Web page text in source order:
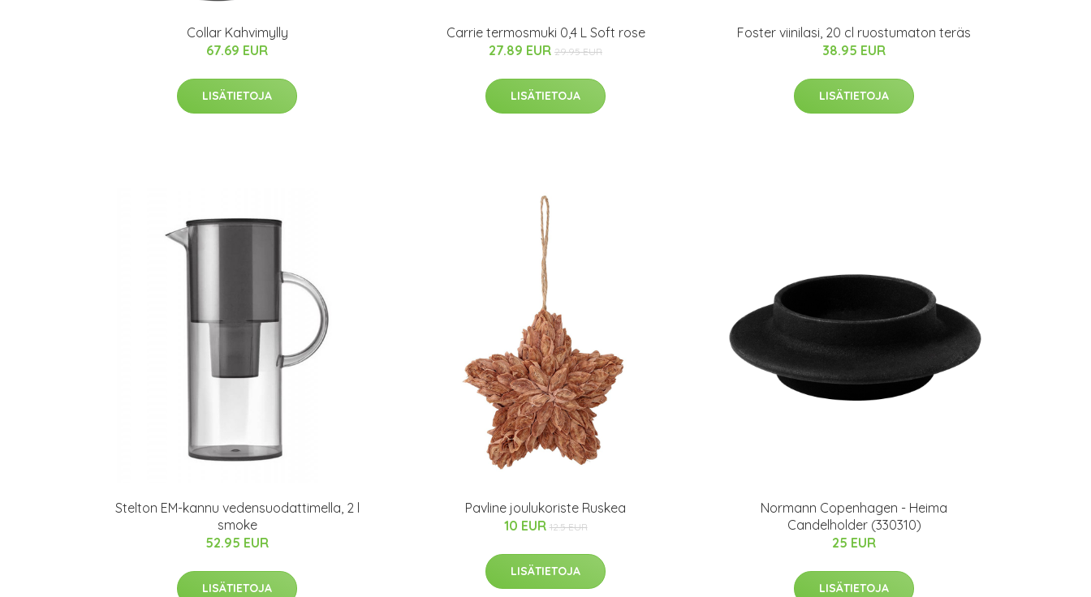
Collar Kahvimylly
67.69 EUR
LISÄTIETOJA
Carrie termosmuki 0,4 L Soft rose
27.89 EUR 29.95 EUR
LISÄTIETOJA
Foster viinilasi, 20 cl ruostumaton teräs
38.95 EUR
LISÄTIETOJA
Stelton EM-kannu vedensuodattimella, 2 l
smoke
52.95 EUR
LISÄTIETOJA
Pavline joulukoriste Ruskea
10 EUR 12.5 EUR
LISÄTIETOJA
Normann Copenhagen - Heima
Candelholder (330310)
25 EUR
LISÄTIETOJA